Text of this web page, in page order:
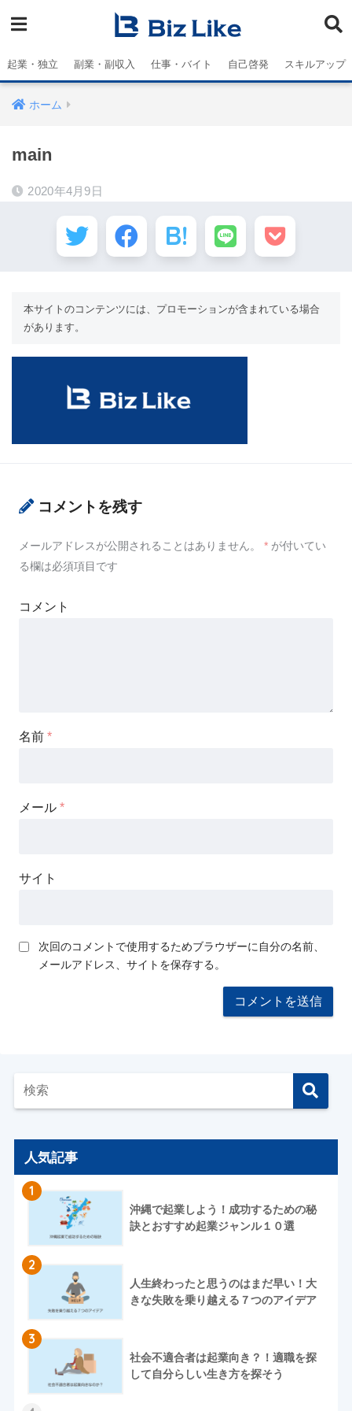
起業・独立 副業・副収入 仕事・バイト 自己啓発 スキルアップ
ホーム
main
2020年4月9日
本サイトのコンテンツには、プロモーションが含まれている場合
があります。
コメントを残す
メールアドレスが公開されることはありません。 * が付いてい
る欄は必須項目です
コメント
名前 *
メール *
サイト
次回のコメントで使用するためブラウザーに自分の名前、
メールアドレス、サイトを保存する。
人気記事
1
沖縄で起業しよう！成功するための秘
訣とおすすめ起業ジャンル１０選
2
人生終わったと思うのはまだ早い！大
きな失敗を乗り越える７つのアイデア
3
社会不適合者は起業向き？！適職を探
して自分らしい生き方を探そう